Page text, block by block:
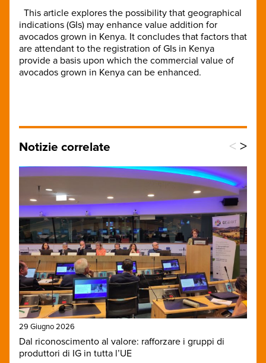
This article explores the possibility that geographical
indications (GIs) may enhance value addition for
avocados grown in Kenya. It concludes that factors that
are attendant to the registration of GIs in Kenya
provide a basis upon which the commercial value of
avocados grown in Kenya can be enhanced.
Notizie correlate < >
29 Giugno 2026
Dal riconoscimento al valore: rafforzare i gruppi di
produttori di IG in tutta l’UE